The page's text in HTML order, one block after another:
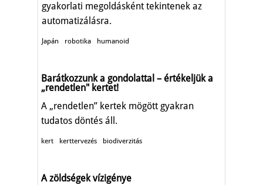
gyakorlati megoldásként tekintenek az
automatizálásra.
Japán robotika humanoid
Barátkozzunk a gondolattal – értékeljük a
„rendetlen" kertet!
A „rendetlen” kertek mögött gyakran
tudatos döntés áll.
kert kerttervezés biodiverzitás
A zöldségek vízigénye